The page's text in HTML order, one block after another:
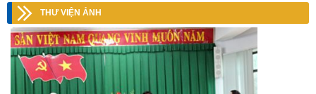
THƯ VIỆN ẢNH